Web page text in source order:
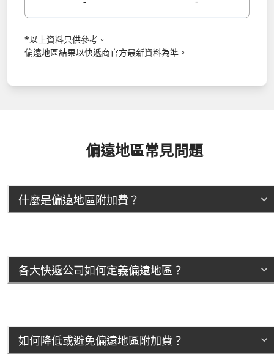
*以上資料只供參考。
偏遠地區結果以快遞商官方最新資料為準。
偏遠地區常見問題
什麼是偏遠地區附加費？
各大快遞公司如何定義偏遠地區？
如何降低或避免偏遠地區附加費？